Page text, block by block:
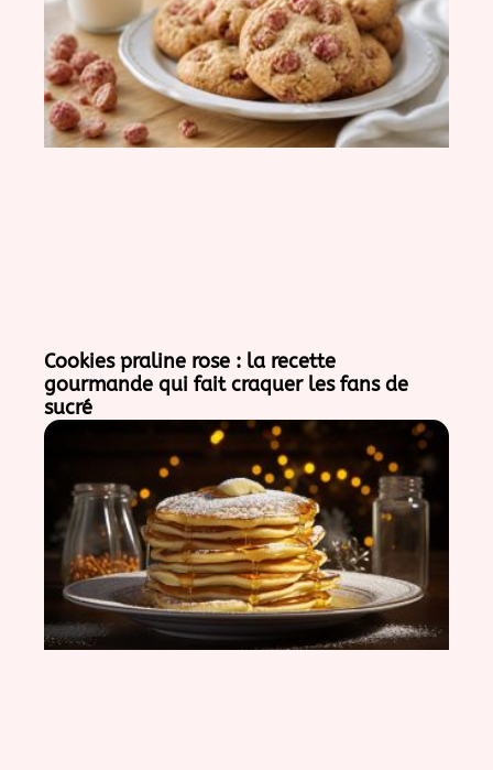
Cookies praline rose : la recette
gourmande qui fait craquer les fans de
sucré